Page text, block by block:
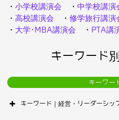
・ 小学校講演会 ・ 中学校講演
・ 高校講演会 ・ 修学旅行講演
・ 大学･MBA講演会 ・ PTA講
キーワード
キーワー
キーワード｜経営・リーダーシッ